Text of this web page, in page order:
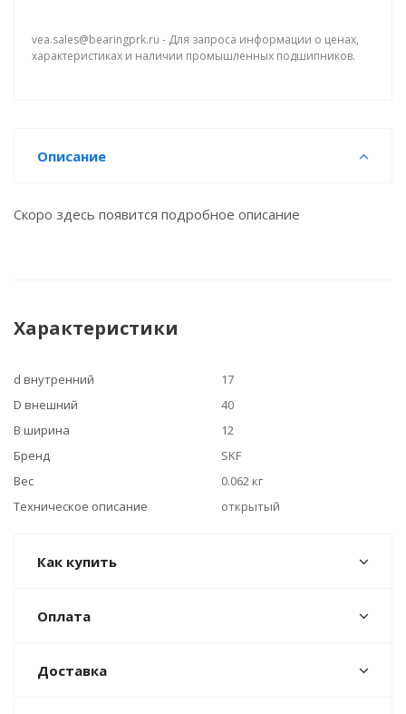
vea.sales@bearingprk.ru - Для запроса информации о ценах,
характеристиках и наличии промышленных подшипников.
Описание
Скоро здесь появится подробное описание
Характеристики
d внутренний
17
D внешний
40
B ширина
12
Бренд
SKF
Вес
0.062 кг
Техническое описание
открытый
Как купить
Оплата
Доставка